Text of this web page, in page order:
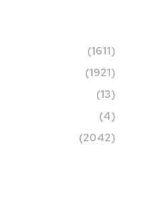
(1611)
(1921)
(13)
(4)
(2042)